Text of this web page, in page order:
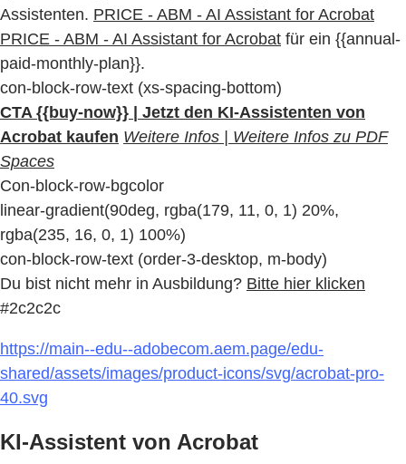
Assistenten. PRICE - ABM - AI Assistant for Acrobat
PRICE - ABM - AI Assistant for Acrobat für ein {{annual-
paid-monthly-plan}}.
con-block-row-text (xs-spacing-bottom)
CTA {{buy-now}} | Jetzt den KI-Assistenten von
Acrobat kaufen Weitere Infos | Weitere Infos zu PDF
Spaces
Con-block-row-bgcolor
linear-gradient(90deg, rgba(179, 11, 0, 1) 20%,
rgba(235, 16, 0, 1) 100%)
con-block-row-text (order-3-desktop, m-body)
Du bist nicht mehr in Ausbildung? Bitte hier klicken
#2c2c2c
https://main--edu--adobecom.aem.page/edu-
shared/assets/images/product-icons/svg/acrobat-pro-
40.svg
KI-Assistent von Acrobat